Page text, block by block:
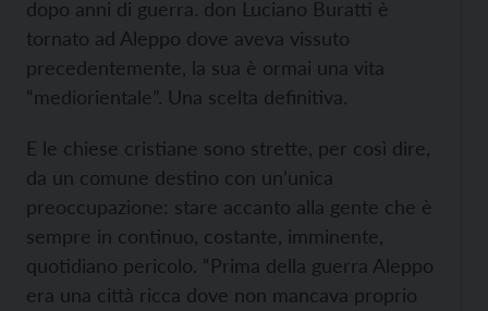
dopo anni di guerra. don Luciano Buratti è
tornato ad Aleppo dove aveva vissuto
precedentemente, la sua è ormai una vita
“mediorientale”. Una scelta definitiva.
E le chiese cristiane sono strette, per così dire,
da un comune destino con un’unica
preoccupazione: stare accanto alla gente che è
sempre in continuo, costante, imminente,
quotidiano pericolo. “Prima della guerra Aleppo
era una città ricca dove non mancava proprio